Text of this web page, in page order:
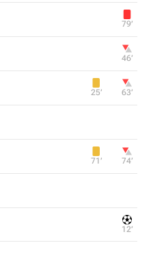
79‎’‎
46‎’‎
25‎’‎ 63‎’‎
71‎’‎ 74‎’‎
12‎’‎